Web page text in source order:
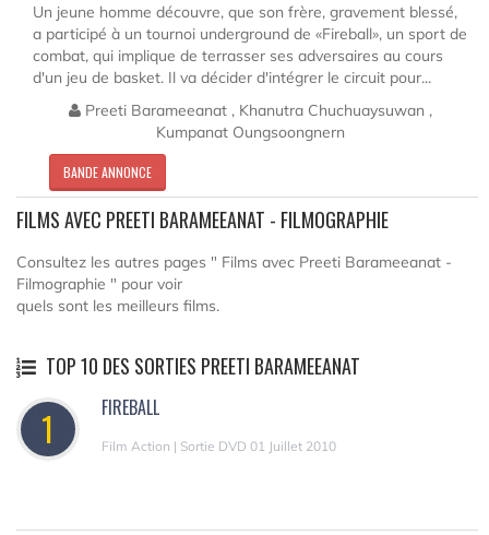
Un jeune homme découvre, que son frère, gravement blessé,
a participé à un tournoi underground de «Fireball», un sport de
combat, qui implique de terrasser ses adversaires au cours
d'un jeu de basket. Il va décider d'intégrer le circuit pour...
Preeti Barameeanat , Khanutra Chuchuaysuwan ,
Kumpanat Oungsoongnern
BANDE ANNONCE
FILMS AVEC PREETI BARAMEEANAT - FILMOGRAPHIE
Consultez les autres pages " Films avec Preeti Barameeanat -
Filmographie " pour voir
quels sont les meilleurs films.
TOP 10 DES SORTIES PREETI BARAMEEANAT
1 FIREBALL
Film Action | Sortie DVD 01 Juillet 2010